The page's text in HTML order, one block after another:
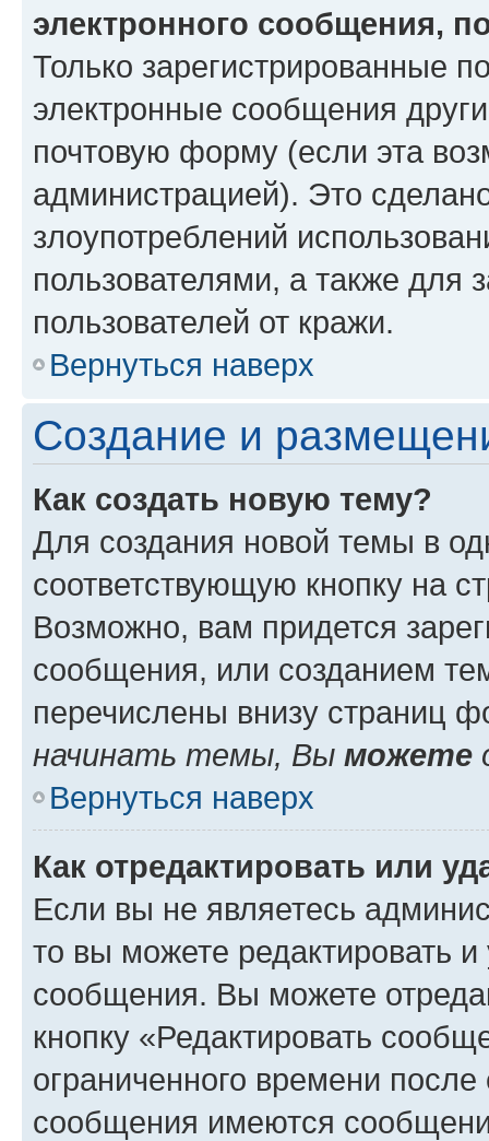
электронного сообщения,
Только зарегистрированные
электронные сообщения
почтовую форму (если эта
администрацией). Это
злоупотреблений
пользователями, а также для
пользователей от кражи.
Вернуться наверх
Создание и
Как создать новую тему?
Для создания новой темы в
соответствующую кнопку на
Возможно, вам придется
сообщения, или созданием
перечислены внизу страниц
начинать темы, Вы можете
Вернуться наверх
Как отредактировать или
Если вы не являетесь
то вы можете редактировать
сообщения. Вы можете
кнопку «Редактировать
ограниченного времени
сообщения имеются